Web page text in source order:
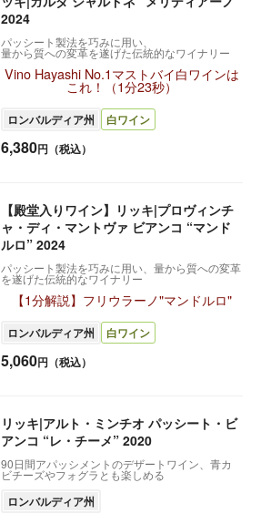
2024
パッシート製法を巧みに用い、
量から質への変革を遂げた伝統的なワイナリー
Vino Hayashi No.1マストバイ白ワインは
これ！（1分23秒）
ロンバルディア州 白ワイン
6,380円（税込）
【殿堂入りワイン】リッキ|プロヴィンチ
ャ・ディ・マントヴァ ビアンコ “マンド
ルロ” 2024
パッシート製法を巧みに用い、量から質への変革
を遂げた伝統的なワイナリー
【1分解説】フリウラーノ"マンドルロ"
ロンバルディア州 白ワイン
5,060円（税込）
リッキ|アルト・ミンチオ パッシート・ビ
アンコ “レ・チーメ” 2020
90日間アパッシメントのデザートワイン、青カ
ビチーズやフォグラとも楽しめる
ロンバルディア州